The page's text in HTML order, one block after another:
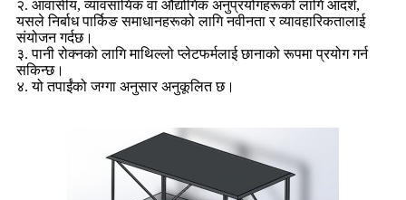
२. आवासीय, व्यावसायिक वा औद्योगिक अनुप्रयोगहरूको लागि आदर्श,
यसले निर्बाध पार्किङ समाधानहरूको लागि नवीनता र व्यावहारिकतालाई
संयोजन गर्दछ।
३. पानी रोक्नको लागि माथिल्लो प्लेटफर्मलाई छानाको रूपमा प्रयोग गर्न
सकिन्छ।
४. यो तपाईंको जग्गा अनुसार अनुकूलित छ।